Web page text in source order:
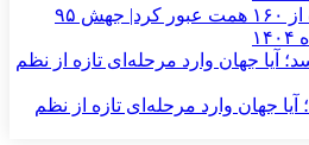
درآمدهای عملیاتی بانك ملت از ۱۶۰ همت عبور كرد| جهش ۹۵
جهان وارد مرحله‌ای تازه از نظم